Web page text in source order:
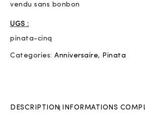
vendu sans bonbon
UGS :
pinata-cinq
Categories: Anniversaire, Pinata
DESCRIPTION INFORMATIONS